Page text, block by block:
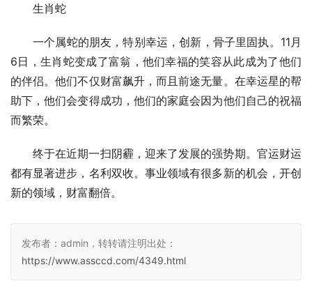
生肖蛇
一个属蛇的朋友，特别幸运，创新，骨子里固执。11月
6日，生肖蛇变成了富翁，他们幸福的笑容从此成为了他们
的伴侣。他们不仅财富飙升，而且前途无量。在幸运星的帮
助下，他们会变得成功，他们的家庭会因为他们自己的祝福
而繁荣。
终于在近期一扫阴霾，迎来了发展的强势期。官运财运
都有显著进步，名利双收。事业领域有很多新的机会，开创
新的领域，财富翻倍。
发布者：admin，转转请注明出处：
https://www.assccd.com/4349.html